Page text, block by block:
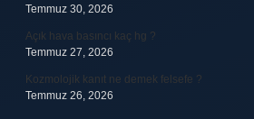
Temmuz 30, 2026
Açık hava basıncı kaç hg ?
Temmuz 27, 2026
Kozmolojik kanıt ne demek felsefe ?
Temmuz 26, 2026